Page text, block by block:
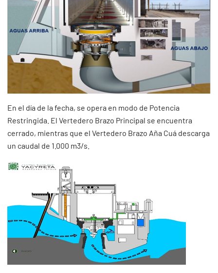
En el día de la fecha, se opera en modo de Potencia
Restringida. El Vertedero Brazo Principal se encuentra
cerrado, mientras que el Vertedero Brazo Aña Cuá descarga
un caudal de 1.000 m3/s.